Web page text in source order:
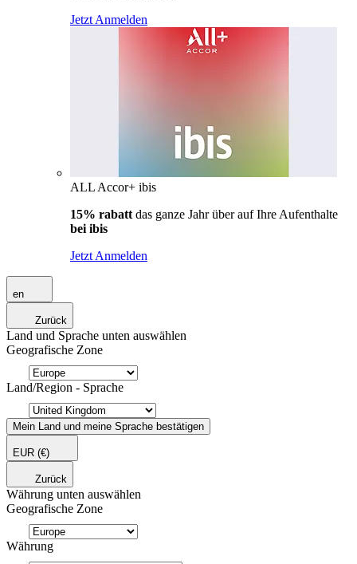
Jetzt Anmelden
ALL Accor+ ibis
15% rabatt das ganze Jahr über auf Ihre Aufenthalte
bei ibis
Jetzt Anmelden
en
Zurück
Land und Sprache unten auswählen
Geografische Zone
Land/Region - Sprache
Mein Land und meine Sprache bestätigen
EUR (€)
Zurück
Währung unten auswählen
Geografische Zone
Währung